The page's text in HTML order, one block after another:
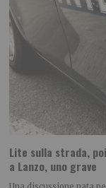
Lite sulla strada,
a Lanzo, uno grave